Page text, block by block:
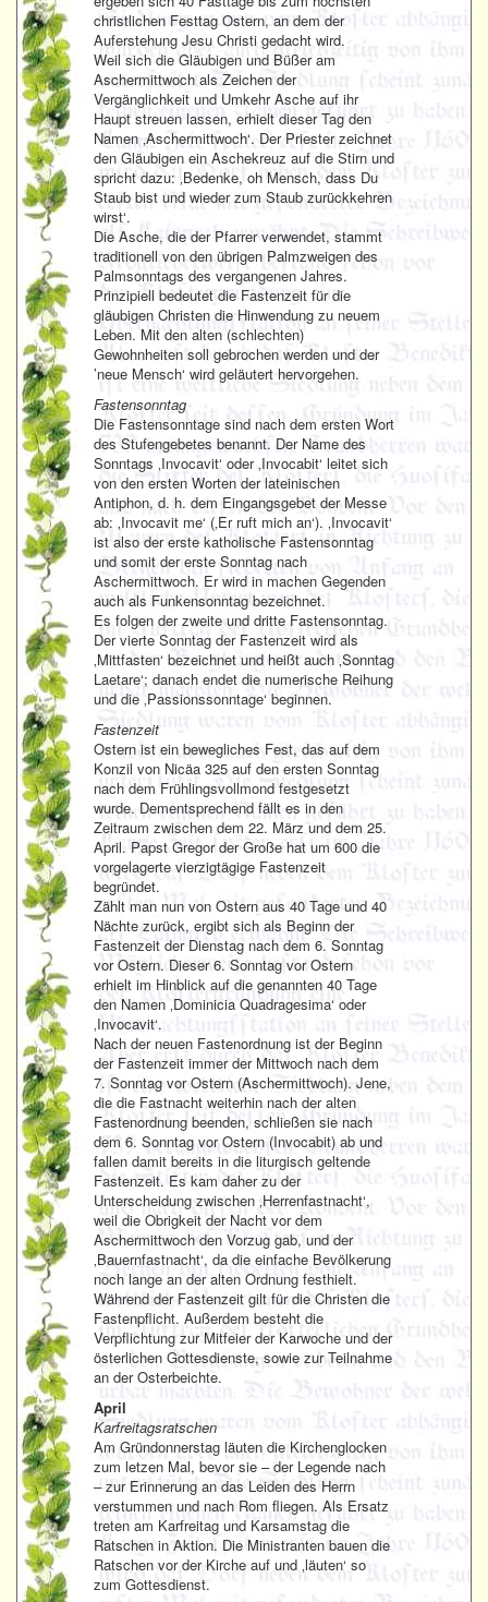
christlichen Festtag Ostern, an dem der
Auferstehung Jesu Christi gedacht wird.
Weil sich die Gläubigen und Büßer am
Aschermittwoch als Zeichen der
Vergänglichkeit und Umkehr Asche auf ihr
Haupt streuen lassen, erhielt dieser Tag den
Namen ‚Aschermittwoch‘. Der Priester zeichnet
den Gläubigen ein Aschekreuz auf die Stirn und
spricht dazu: ‚Bedenke, oh Mensch, dass Du
Staub bist und wieder zum Staub zurückkehren
wirst‘.
Die Asche, die der Pfarrer verwendet, stammt
traditionell von den übrigen Palmzweigen des
Palmsonntags des vergangenen Jahres.
Prinzipiell bedeutet die Fastenzeit für die
gläubigen Christen die Hinwendung zu neuem
Leben. Mit den alten (schlechten)
Gewohnheiten soll gebrochen werden und der
’neue Mensch‘ wird geläutert hervorgehen.
Fastensonntag
Die Fastensonntage sind nach dem ersten Wort
des Stufengebetes benannt. Der Name des
Sonntags ‚Invocavit‘ oder ‚Invocabit‘ leitet sich
von den ersten Worten der lateinischen
Antiphon, d. h. dem Eingangsgebet der Messe
ab: ‚Invocavit me‘ (‚Er ruft mich an‘). ‚Invocavit‘
ist also der erste katholische Fastensonntag
und somit der erste Sonntag nach
Aschermittwoch. Er wird in machen Gegenden
auch als Funkensonntag bezeichnet.
Es folgen der zweite und dritte Fastensonntag.
Der vierte Sonntag der Fastenzeit wird als
‚Mittfasten‘ bezeichnet und heißt auch ‚Sonntag
Laetare‘; danach endet die numerische Reihung
und die ‚Passionssonntage‘ beginnen.
Fastenzeit
Ostern ist ein bewegliches Fest, das auf dem
Konzil von Nicäa 325 auf den ersten Sonntag
nach dem Frühlingsvollmond festgesetzt
wurde. Dementsprechend fällt es in den
Zeitraum zwischen dem 22. März und dem 25.
April. Papst Gregor der Große hat um 600 die
vorgelagerte vierzigtägige Fastenzeit
begründet.
Zählt man nun von Ostern aus 40 Tage und 40
Nächte zurück, ergibt sich als Beginn der
Fastenzeit der Dienstag nach dem 6. Sonntag
vor Ostern. Dieser 6. Sonntag vor Ostern
erhielt im Hinblick auf die genannten 40 Tage
den Namen ‚Dominicia Quadragesima‘ oder
‚Invocavit‘.
Nach der neuen Fastenordnung ist der Beginn
der Fastenzeit immer der Mittwoch nach dem
7. Sonntag vor Ostern (Aschermittwoch). Jene,
die die Fastnacht weiterhin nach der alten
Fastenordnung beenden, schließen sie nach
dem 6. Sonntag vor Ostern (Invocabit) ab und
fallen damit bereits in die liturgisch geltende
Fastenzeit. Es kam daher zu der
Unterscheidung zwischen ‚Herrenfastnacht‘,
weil die Obrigkeit der Nacht vor dem
Aschermittwoch den Vorzug gab, und der
‚Bauernfastnacht‘, da die einfache Bevölkerung
noch lange an der alten Ordnung festhielt.
Während der Fastenzeit gilt für die Christen die
Fastenpflicht. Außerdem besteht die
Verpflichtung zur Mitfeier der Karwoche und der
österlichen Gottesdienste, sowie zur Teilnahme
an der Osterbeichte.
April
Karfreitagsratschen
Am Gründonnerstag läuten die Kirchenglocken
zum letzen Mal, bevor sie – der Legende nach
– zur Erinnerung an das Leiden des Herrn
verstummen und nach Rom fliegen. Als Ersatz
treten am Karfreitag und Karsamstag die
Ratschen in Aktion. Die Ministranten bauen die
Ratschen vor der Kirche auf und ‚läuten‘ so
zum Gottesdienst.